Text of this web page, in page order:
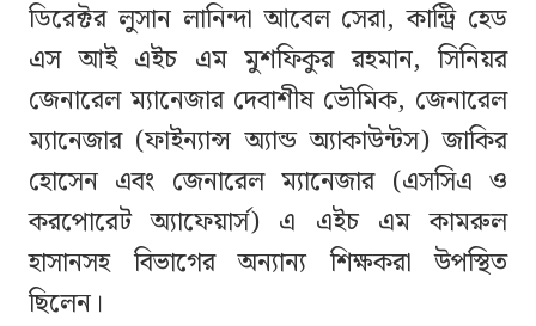
ডিরেক্টর লুসান লানিন্দা আবেল সেরা, কান্ট্রি হেড
এস আই এইচ এম মুশফিকুর রহমান, সিনিয়র
জেনারেল ম্যানেজার দেবাশীষ ভৌমিক, জেনারেল
ম্যানেজার (ফাইন্যান্স অ্যান্ড অ্যাকাউন্টস) জাকির
হোসেন এবং জেনারেল ম্যানেজার (এসসিএ ও
করপোরেট অ্যাফেয়ার্স) এ এইচ এম কামরুল
হাসানসহ বিভাগের অন্যান্য শিক্ষকরা উপস্থিত
ছিলেন।